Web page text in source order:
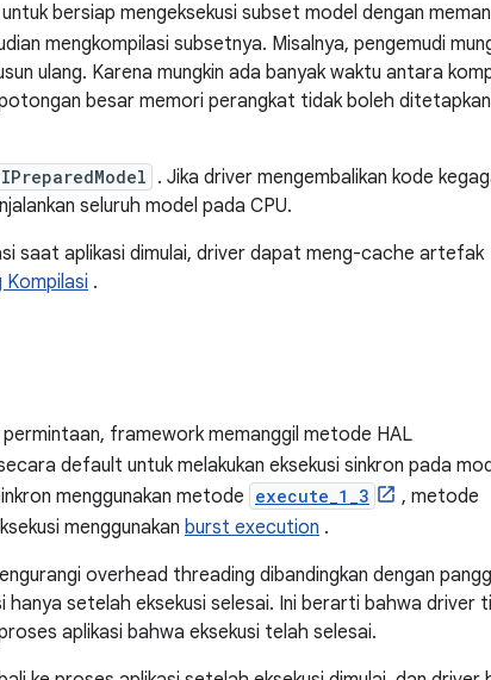
bersiap mengeksekusi subset model dengan
mengkompilasi subsetnya. Misalnya, pengemudi
ulang. Karena mungkin ada banyak waktu antara
besar memori perangkat tidak boleh
. Jika driver mengembalikan kode
seluruh model pada CPU.
saat aplikasi dimulai, driver dapat meng-cache artefak
Kompilasi .
framework memanggil metode HAL
default untuk melakukan eksekusi sinkron pada
menggunakan metode execute_1_3 , metode
menggunakan burst execution .
overhead threading dibandingkan dengan
setelah eksekusi selesai. Ini berarti bahwa driver
aplikasi bahwa eksekusi telah selesai.